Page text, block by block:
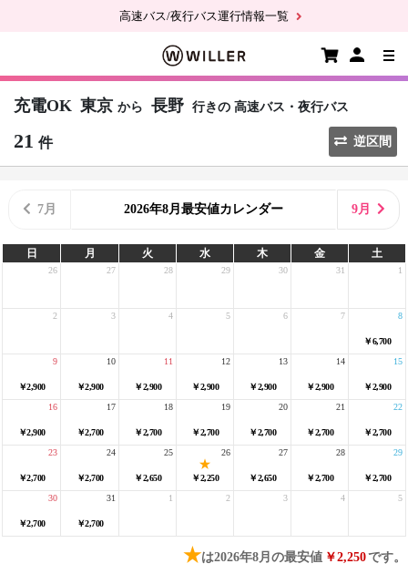
高速バス/夜行バス運行情報一覧
充電OK 東京 から 長野 行きの 高速バス・夜行バス
21 件 逆区間
7月 2026年8月最安値カレンダー 9月
日 月 火 水 木 金 土
26 27 28 29 30 31 1
2 3 4 5 6 7
￥6,700
8
￥2,900
9
￥2,900
10
￥2,900
11
￥2,900
12
￥2,900
13
￥2,900
14
￥2,900
15
￥2,900
16
￥2,700
17
￥2,700
18
￥2,700
19
￥2,700
20
￥2,700
21
￥2,700
22
￥2,700
23
￥2,700
24
￥2,650
25
￥2,250
26
￥2,650
27
￥2,700
28
￥2,700
29
￥2,700
30
￥2,700
31 1 2 3 4 5
★は2026年8月の最安値 ￥2,250です。